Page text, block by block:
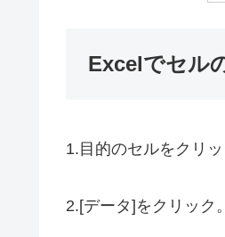
Excelでセル
1.目的のセルをクリッ
2.[データ]をクリック。